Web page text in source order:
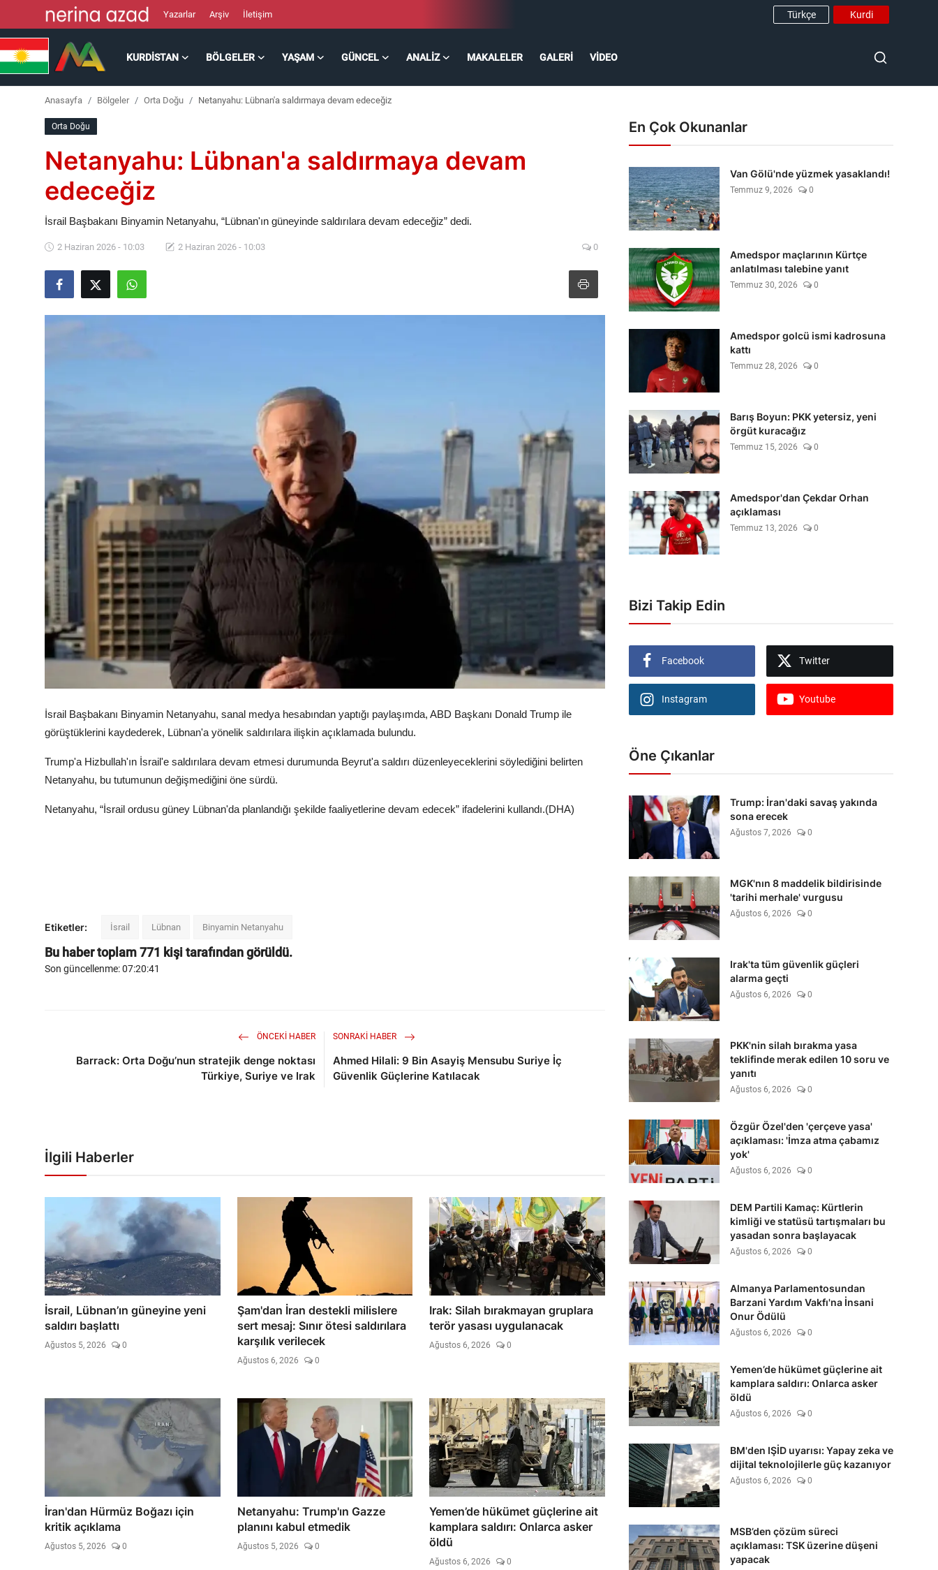
Yazarlar Arşiv İletişim Türkçe Kurdi
KURDISTAN BÖLGELER YAŞAM GÜNCEL ANALIZ MAKALELER GALERI VIDEO
Makaleler
Anasayfa Bölgeler Orta Doğu Netanyahu: Lübnan'a saldırmaya devam edeceğiz
Orta Doğu
Netanyahu: Lübnan'a saldırmaya devam
edeceğiz
İsrail Başbakanı Binyamin Netanyahu, “Lübnan'ın güneyinde saldırılara devam edeceğiz” dedi.
2 Haziran 2026 - 10:03 2 Haziran 2026 - 10:03 0
İsrail Başbakanı Binyamin Netanyahu, sanal medya hesabından yaptığı paylaşımda, ABD Başkanı Donald Trump ile
görüştüklerini kaydederek, Lübnan'a yönelik saldırılara ilişkin açıklamada bulundu.
Trump'a Hizbullah'ın İsrail'e saldırılara devam etmesi durumunda Beyrut'a saldırı düzenleyeceklerini söylediğini belirten
Netanyahu, bu tutumunun değişmediğini öne sürdü.
Netanyahu, “İsrail ordusu güney Lübnan'da planlandığı şekilde faaliyetlerine devam edecek” ifadelerini kullandı.(DHA)
Etiketler: İsrail Lübnan Binyamin Netanyahu
Bu haber toplam771 kişi tarafından görüldü.
Son güncellenme: 07:20:41
ÖNCEKI HABER
Barrack: Orta Doğu’nun stratejik denge noktası
Türkiye, Suriye ve Irak
SONRAKI HABER
Ahmed Hilali: 9 Bin Asayiş Mensubu Suriye İç
Güvenlik Güçlerine Katılacak
İlgili Haberler
İsrail, Lübnan’ın güneyine yeni
saldırı başlattı
Ağustos 5, 2026 0
Şam'dan İran destekli milislere
sert mesaj: Sınır ötesi saldırılara
karşılık verilecek
Ağustos 6, 2026 0
Irak: Silah bırakmayan gruplara
terör yasası uygulanacak
Ağustos 6, 2026 0
İran'dan Hürmüz Boğazı için
kritik açıklama
Ağustos 5, 2026 0
Netanyahu: Trump'ın Gazze
planını kabul etmedik
Ağustos 5, 2026 0
Yemen’de hükümet güçlerine ait
kamplara saldırı: Onlarca asker
öldü
Ağustos 6, 2026 0
En Çok Okunanlar
Van Gölü'nde yüzmek yasaklandı!
Temmuz 9, 2026 0
Amedspor maçlarının Kürtçe
anlatılması talebine yanıt
Temmuz 30, 2026 0
Amedspor golcü ismi kadrosuna
kattı
Temmuz 28, 2026 0
Barış Boyun: PKK yetersiz, yeni
örgüt kuracağız
Temmuz 15, 2026 0
Amedspor'dan Çekdar Orhan
açıklaması
Temmuz 13, 2026 0
Bizi Takip Edin
Facebook Twitter
Instagram Youtube
Öne Çıkanlar
Trump: İran'daki savaş yakında
sona erecek
Ağustos 7, 2026 0
MGK'nın 8 maddelik bildirisinde
'tarihi merhale' vurgusu
Ağustos 6, 2026 0
Irak'ta tüm güvenlik güçleri
alarma geçti
Ağustos 6, 2026 0
PKK'nin silah bırakma yasa
teklifinde merak edilen 10 soru ve
yanıtı
Ağustos 6, 2026 0
Özgür Özel'den 'çerçeve yasa'
açıklaması: 'İmza atma çabamız
yok'
Ağustos 6, 2026 0
DEM Partili Kamaç: Kürtlerin
kimliği ve statüsü tartışmaları bu
yasadan sonra başlayacak
Ağustos 6, 2026 0
Almanya Parlamentosundan
Barzani Yardım Vakfı'na İnsani
Onur Ödülü
Ağustos 6, 2026 0
Yemen’de hükümet güçlerine ait
kamplara saldırı: Onlarca asker
öldü
Ağustos 6, 2026 0
BM'den IŞİD uyarısı: Yapay zeka ve
dijital teknolojilerle güç kazanıyor
Ağustos 6, 2026 0
MSB’den çözüm süreci
açıklaması: TSK üzerine düşeni
yapacak